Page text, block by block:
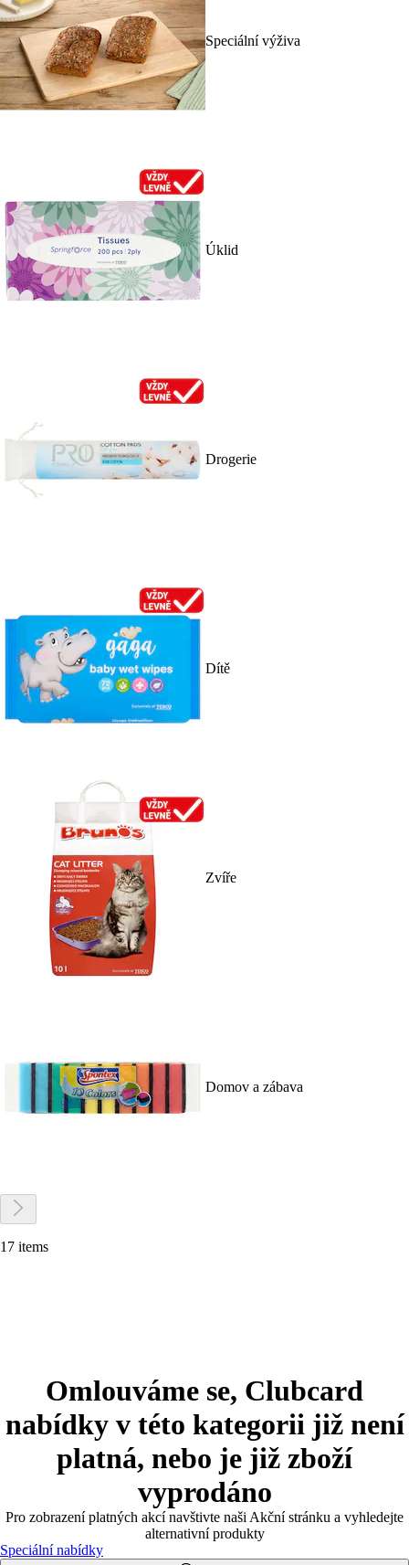
Speciální výživa
Úklid
Drogerie
Dítě
Zvíře
Domov a zábava
17 items
Omlouváme se, Clubcard
nabídky v této kategorii již není
platná, nebo je již zboží
vyprodáno
Pro zobrazení platných akcí navštivte naši Akční stránku a vyhledejte
alternativní produkty
Speciální nabídky